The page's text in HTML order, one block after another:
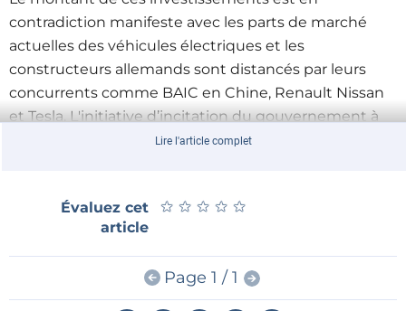
contradiction manifeste avec les parts de marché
actuelles des véhicules électriques et les
constructeurs allemands sont distancés par leurs
concurrents comme BAIC en Chine, Renault Nissan
et Tesla. L'initiative d’incitation du gouvernement à
acheter des véhicules propres devrait conduire à
20 % de cet objectif. Les investissements des
constructeurs automobiles allemands commencent
toutefois à porter leurs fruits grâce à plusieurs
nouveaux modèles en cours de développement, qui
seront prêts en 2019 et 2020.
Lire l'article complet
Évaluez cet
article
★ ★ ★ ★ ★
★ ★ ★ ★ ★
Page 1 / 1